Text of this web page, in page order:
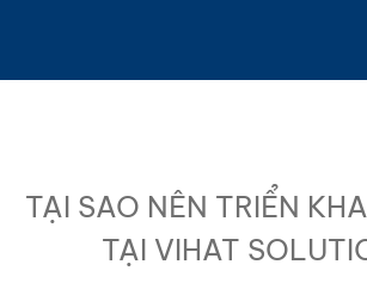
TẠI SAO NÊN TRIỂN
TẠI VIHAT